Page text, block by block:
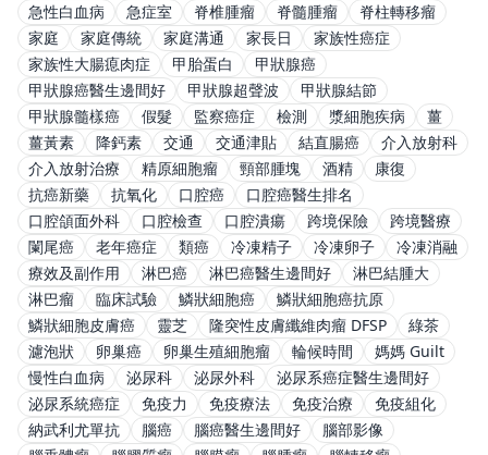
急性白血病
急症室 脊椎腫瘤 脊髓腫瘤
脊柱轉移瘤
家庭
家庭傳統 家庭溝通 家長日
家族性癌症
家族性大腸瘜肉症
甲胎蛋白
甲狀腺癌
甲狀腺癌醫生邊間好
甲狀腺超聲波
甲狀腺結節
甲狀腺髓樣癌
假髮 監察癌症 檢測 漿細胞疾病
薑
薑黃素
降鈣素 交通 交通津貼 結直腸癌
介入放射科
介入放射治療
精原細胞瘤 頸部腫塊 酒精
康復
抗癌新藥
抗氧化 口腔癌
口腔癌醫生排名
口腔頜面外科
口腔檢查 口腔潰瘍 跨境保險
跨境醫療
闌尾癌
老年癌症 類癌 冷凍精子 冷凍卵子
冷凍消融
療效及副作用
淋巴癌 淋巴癌醫生邊間好
淋巴結腫大
淋巴瘤
臨床試驗 鱗狀細胞癌
鱗狀細胞癌抗原
鱗狀細胞皮膚癌
靈芝 隆突性皮膚纖維肉瘤 DFSP
綠茶
濾泡狀
卵巢癌 卵巢生殖細胞瘤 輪候時間
媽媽 Guilt
慢性白血病
泌尿科 泌尿外科
泌尿系癌症醫生邊間好
泌尿系統癌症
免疫力 免疫療法 免疫治療
免疫組化
納武利尤單抗
腦癌 腦癌醫生邊間好
腦部影像